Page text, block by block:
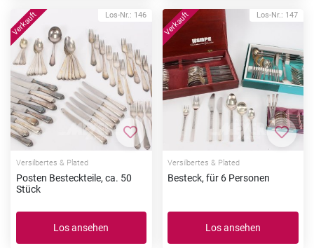
Los-Nr.: 146
Zur Merkliste hinzufügen
Versilbertes & Plated
Posten Besteckteile, ca. 50
Stück
Los ansehen
Los-Nr.: 147
Zur
Versilbertes & Plated
Besteck, für 6 Personen
Los ansehen